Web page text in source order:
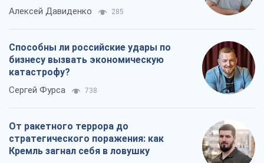
Алексей Давиденко 285
Способны ли российские удары по
бизнесу вызвать экономическую
катастрофу?
Сергей Фурса 738
От ракетного террора до
стратегического поражения: как
Кремль загнал себя в ловушку